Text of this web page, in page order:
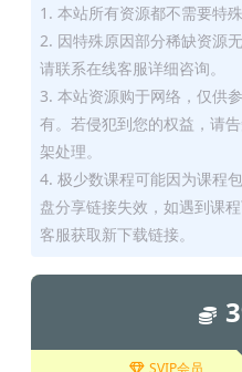
1. 本站所有资源都不需要特
2. 因特殊原因部分稀缺资源
请联系在线客服详细咨询。
3. 本站资源购于网络，仅供
有。若侵犯到您的权益，请
架处理。
4. 极少数课程可能因为课程
盘分享链接失效，如遇到课
客服获取新下载链接。